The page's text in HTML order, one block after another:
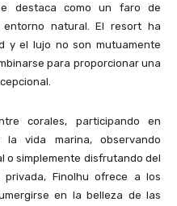
destaca como un faro de
natural. El resort ha
y el lujo no son mutuamente
para proporcionar una
corales, participando en
la vida marina, observando
o simplemente disfrutando del
Finolhu ofrece a los
en la belleza de las